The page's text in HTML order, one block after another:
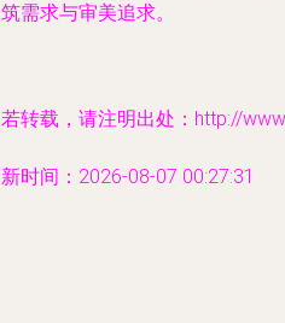
需求与审美追求。
转载，请注明出处：http://
时间：2026-08-07 00:27:31